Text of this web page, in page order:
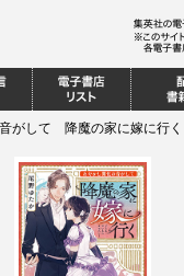
がして 降魔の家に嫁に行く